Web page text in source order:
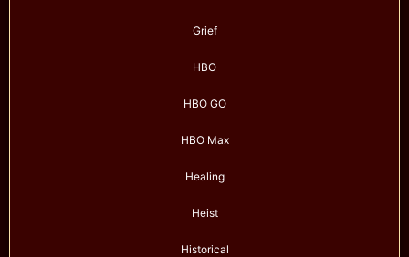
Grief
HBO
HBO GO
HBO Max
Healing
Heist
Historical